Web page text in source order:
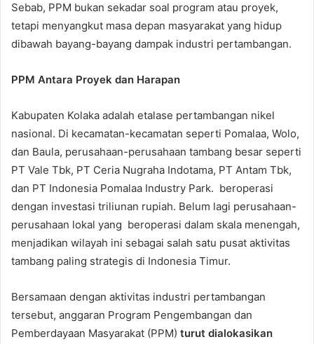
Sebab, PPM bukan sekadar soal program atau proyek,
tetapi menyangkut masa depan masyarakat yang hidup
dibawah bayang-bayang dampak industri pertambangan.
PPM Antara Proyek dan Harapan
Kabupaten Kolaka adalah etalase pertambangan nikel
nasional. Di kecamatan-kecamatan seperti Pomalaa, Wolo,
dan Baula, perusahaan-perusahaan tambang besar seperti
PT Vale Tbk, PT Ceria Nugraha Indotama, PT Antam Tbk,
dan PT Indonesia Pomalaa Industry Park. beroperasi
dengan investasi triliunan rupiah. Belum lagi perusahaan-
perusahaan lokal yang beroperasi dalam skala menengah,
menjadikan wilayah ini sebagai salah satu pusat aktivitas
tambang paling strategis di Indonesia Timur.
Bersamaan dengan aktivitas industri pertambangan
tersebut, anggaran Program Pengembangan dan
Pemberdayaan Masyarakat (PPM) turut dialokasikan